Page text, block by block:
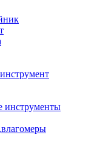
инструменты